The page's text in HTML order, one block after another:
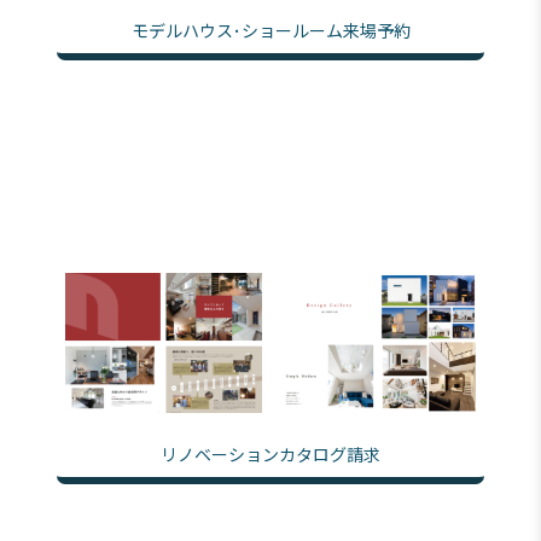
モデルハウス･ショールーム来場予約
リノベーションカタログ請求